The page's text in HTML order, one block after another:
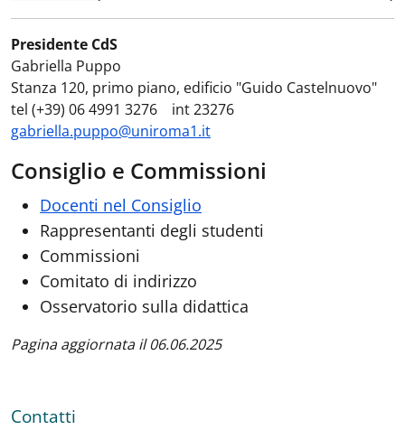
Presidente CdS
Gabriella Puppo
Stanza 120, primo piano, edificio "Guido Castelnuovo"
tel (+39) 06 4991 3276 int 23276
gabriella.puppo@uniroma1.it
Consiglio e Commissioni
Docenti nel Consiglio
Rappresentanti degli studenti
Commissioni
Comitato di indirizzo
Osservatorio sulla didattica
Pagina aggiornata il 06.06.2025
Contatti